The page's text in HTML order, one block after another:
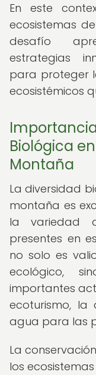
En este
ecosistemas
desafío
estrategias
para proteger
ecosistémicos
Biológica
Montaña
La diversidad
montaña es
la variedad
presentes en
no solo es
ecológico,
importantes
ecoturismo, la
agua para las
La
los